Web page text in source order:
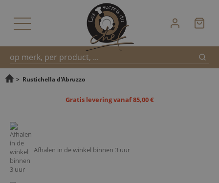
Snel
> Rustichella d'Abruzzo
Gratis levering vanaf 85,00 €
Afhalen in de winkel binnen 3 uur